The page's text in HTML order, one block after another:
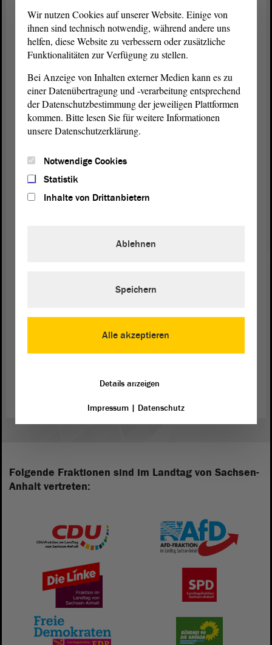
Aktivitäten durchdringen sollen.
Im Bildungsbereich „Sprache und Kommunikation“
wird es konkrete Arbeitshinweise zu Büchern in
Kindertageseinrichtungen und zum Vorlesen geben.
Und zusätzlich wird auch die Partnerschaft mit den
Familien betont und beschrieben, da gute und
kontinuierliche sprachliche Bildung nur gemeinsam
mit den Familien realisiert werden kann.
(Zustimmung von Konstantin Pott, FDP)
Wir haben ja morgen früh noch einmal die
und Sprachförderung in Kitas zu reden, und auch
Herzlichen Dank für Ihre Aufmerksamkeit.
Folgende Fraktionen sind im Landtag von Sachsen-
Anhalt vertreten:
Wir nutzen Cookies auf unserer Website. Einige von
ihnen sind technisch notwendig, während andere uns
helfen, diese Website zu verbessern oder zusätzliche
Funktionalitäten zur Verfügung zu stellen.
Bei Anzeige von Inhalten externer Medien kann es zu
einer Datenübertragung und -verarbeitung entsprechend
der Datenschutzbestimmung der jeweiligen Plattformen
kommen. Bitte lesen Sie für weitere Informationen
unsere Datenschutzerklärung.
Notwendige Cookies
Statistik
Inhalte von Drittanbietern
Alle akzeptieren
Ablehnen
Speichern
Details anzeigen
Impressum| Datenschutz